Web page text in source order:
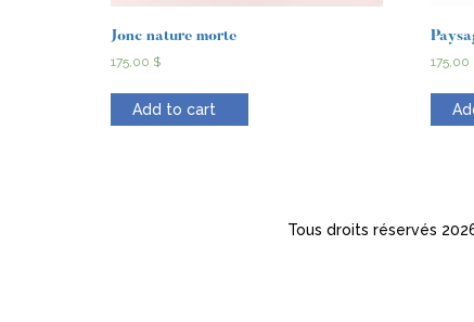
Jonc nature morte
175,00 $
Add to cart
175,00
Tous droits réservés